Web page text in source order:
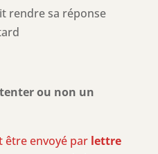
rendre sa réponse
ou non un
être envoyé par lettre